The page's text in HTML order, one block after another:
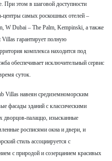
При этом в шаговой доступности
центры самых роскошных отелей –
W Dubai – The Palm, Kempinski, а также
гарантирует полную
комплекса находится под
обеспечивает исключительный сервис
суток.
Villas навеян средиземноморским
фасады зданий с классическими
дворцов-палаццо, изысканные
росписями окна и двери, и
стиль ассоциируется с
с природой и созерцанием красивых